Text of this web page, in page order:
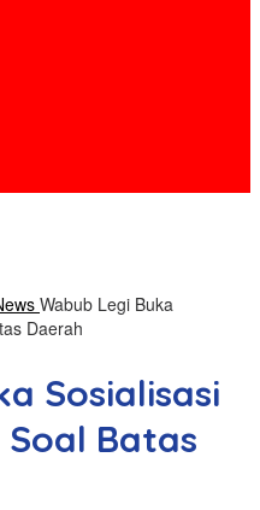
Wabub Legi Buka
Daerah
Sosialisasi
Batas